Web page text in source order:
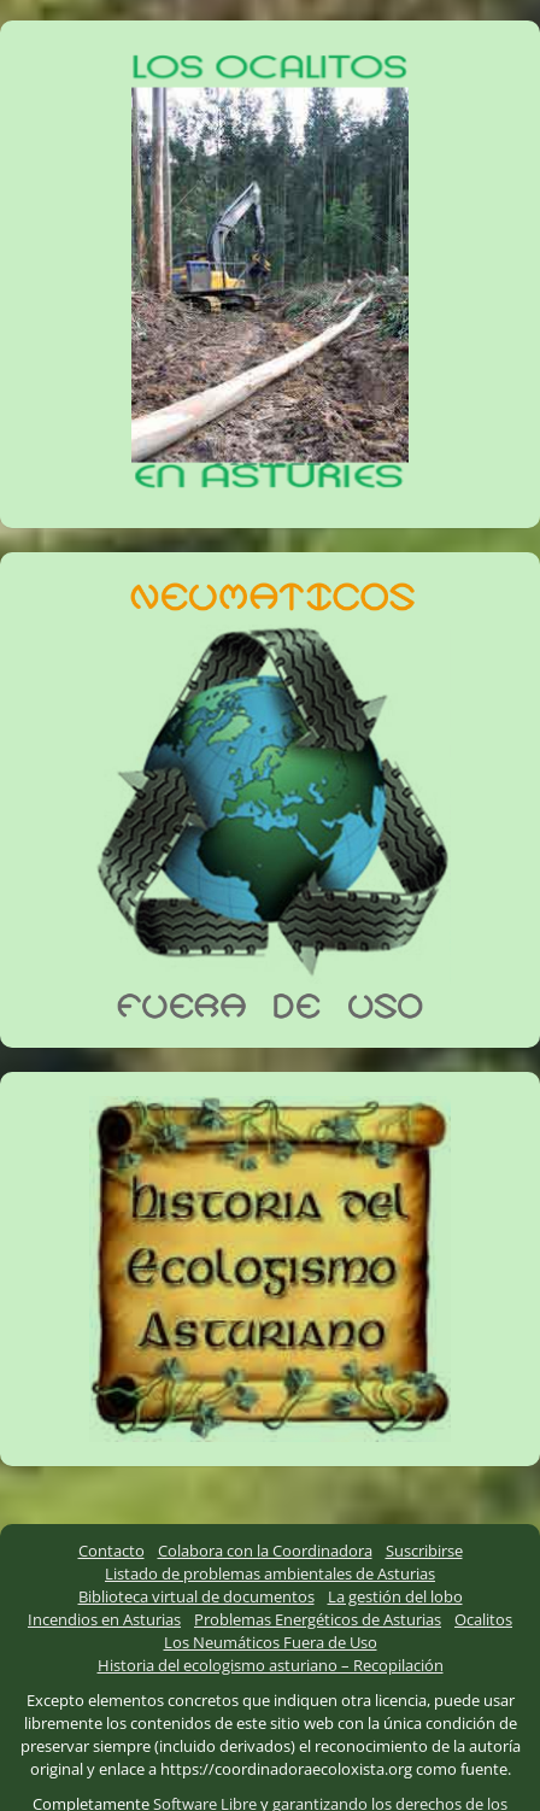
Contacto Colabora con la Coordinadora
Suscribirse
Listado de problemas ambientales de Asturias
Biblioteca virtual de documentos
La gestión del lobo
Incendios en Asturias
Problemas Energéticos de Asturias
Ocalitos
Los Neumáticos Fuera de Uso
Historia del ecologismo asturiano – Recopilación
Excepto elementos concretos que indiquen otra licencia, puede usar
libremente los contenidos de este sitio web con la única condición de
preservar siempre (incluido derivados) el reconocimiento de la autoría
original y enlace a https://coordinadoraecoloxista.org como fuente.
CompletamenteSoftware Libreygarantizando los derechos de los